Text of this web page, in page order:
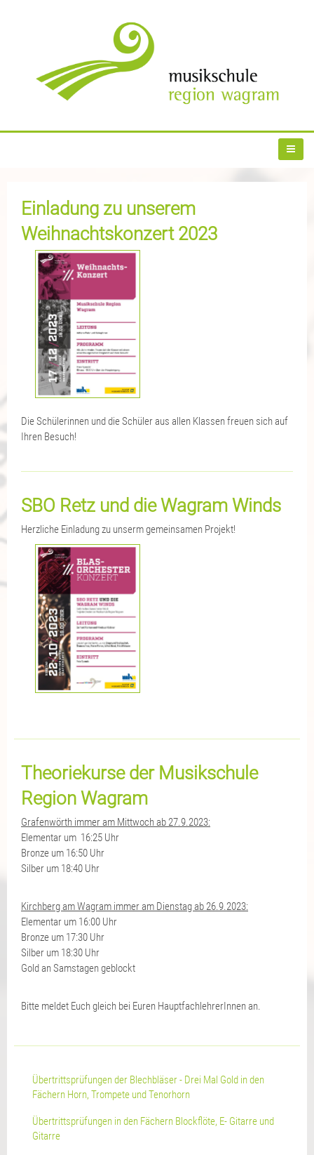
Einladung zu unserem
Weihnachtskonzert 2023
Die Schülerinnen und die Schüler aus allen Klassen freuen sich auf
Ihren Besuch!
SBO Retz und die Wagram Winds
Herzliche Einladung zu unserm gemeinsamen Projekt!
Theoriekurse der Musikschule
Region Wagram
Grafenwörth immer am Mittwoch ab 27.9.2023:
Elementar um 16:25 Uhr
Bronze um 16:50 Uhr
Silber um 18:40 Uhr
Kirchberg am Wagram immer am Dienstag ab 26.9.2023:
Elementar um 16:00 Uhr
Bronze um 17:30 Uhr
Silber um 18:30 Uhr
Gold an Samstagen geblockt
Bitte meldet Euch gleich bei Euren HauptfachlehrerInnen an.
Übertrittsprüfungen der Blechbläser - Drei Mal Gold in den
Fächern Horn, Trompete und Tenorhorn
Übertrittsprüfungen in den Fächern Blockflöte, E- Gitarre und
Gitarre